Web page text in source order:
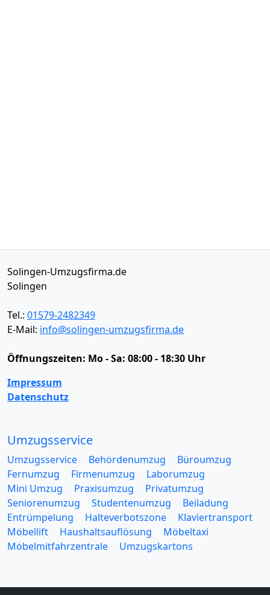
Solingen-Umzugsfirma.de
Solingen
Tel.: 01579-2482349
E-Mail: info@solingen-umzugsfirma.de
Öffnungszeiten: Mo - Sa: 08:00 - 18:30 Uhr
Impressum
Datenschutz
Umzugsservice
Umzugsservice Behördenumzug
Büroumzug
Fernumzug
Firmenumzug
Laborumzug
Mini Umzug
Praxisumzug
Privatumzug
Seniorenumzug
Studentenumzug
Beiladung
Entrümpelung
Halteverbotszone
Klaviertransport
Möbellift
Haushaltsauflösung
Möbeltaxi
Möbelmitfahrzentrale
Umzugskartons